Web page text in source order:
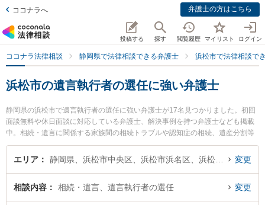
ココナラへ 弁護士の方はこちら
投稿する 探す 閲覧履歴 マイリスト ログイン
ココナラ法律相談 静岡県で法律相談できる弁護士 浜松市で法律相談で
浜松市の遺言執行者の選任に強い弁護士
静岡県の浜松市で遺言執行者の選任に強い弁護士が17名見つかりました。初回
面談無料や休日面談に対応している弁護士、解決事例を持つ弁護士なども掲載
中。相続・遺言に関係する家族間の相続トラブルや認知症の相続、遺産分割等
の細かな分野での絞り込み検索もでき便利です。特にベリーベスト法律事務所
浜松オフィスの松下 啓一弁護士や弁護士法人長野法律事務所の長野 修一弁護
選任のトラブルを今すぐに弁護士に相談したい』『遺言執行者の選任のトラブ
ル解決の実績豊富な近くの弁護士を検索したい』『初回相談無料で遺言執行者
エリア 変更
相談内容 相続・遺言、遺言執行者の選任 変更